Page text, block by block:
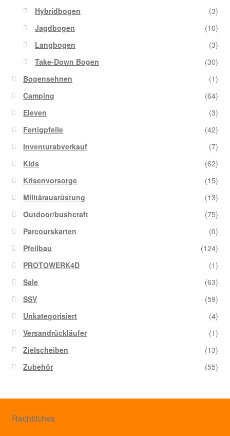
Hybridbogen
(3)
Jagdbogen
(10)
Langbogen
(3)
Take-Down Bogen
(30)
Bogensehnen
(1)
Camping
(64)
Eleven
(3)
Fertigpfeile
(42)
Inventurabverkauf
(7)
Kids
(62)
Krisenvorsorge
(15)
Militärausrüstung
(13)
Outdoor/bushcraft
(75)
Parcourskarten
(0)
Pfeilbau
(124)
PROTOWERK4D
(1)
Sale
(63)
SSV
(59)
Unkategorisiert
(4)
Versandrückläufer
(1)
Zielscheiben
(13)
Zubehör
(55)
Rechtliches